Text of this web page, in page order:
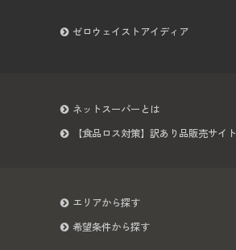
ゼロウェイストアイディア
ネットスーパーとは
【食品ロス対策】訳あり品販売サイト
エリアから探す
希望条件から探す